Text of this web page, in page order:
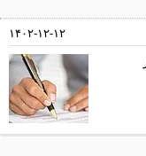
۱۴۰۲-۱۲-۱۲